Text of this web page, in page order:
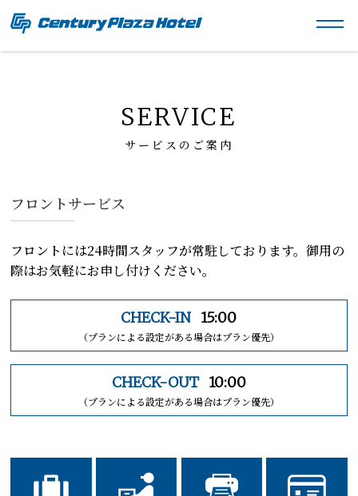
SERVICE
サービスのご案内
フロントサービス
フロントには24時間スタッフが常駐しております。御用の
際はお気軽にお申し付けください。
CHECK-IN 15:00
（プランによる設定がある場合はプラン優先）
CHECK-OUT 10:00
（プランによる設定がある場合はプラン優先）